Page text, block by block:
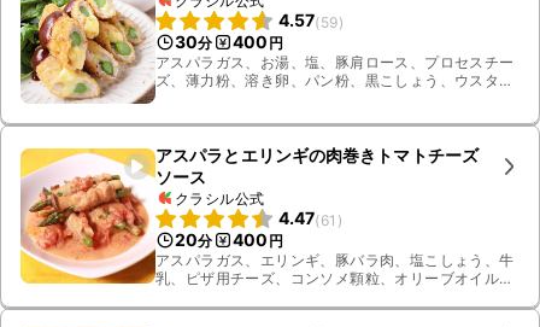
4.57(59)
30分 400 円
アスパラガス、お湯、塩、豚肩ロース、プロセスチー
ズ、薄力粉、溶き卵、パン粉、黒こしょう、ウスター
アスパラとエリンギの肉巻きトマトチーズ
ソース
クラシル公式
4.47(61 )
20分 400 円
アスパラガス、エリンギ、豚バラ肉、塩こしょう、牛
乳、ピザ用チーズ、コンソメ顆粒、オリーブオイル、